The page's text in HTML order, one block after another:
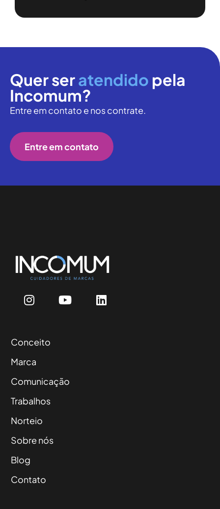
Quer seratendido pela
Incomum?
Entre em contato e nos contrate.
Entre em contato
Conceito
Marca
Comunicação
Trabalhos
Norteio
Sobre nós
Blog
Contato